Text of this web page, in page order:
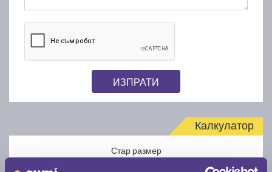
ИЗПРАТИ
Калкулатор
Стар размер